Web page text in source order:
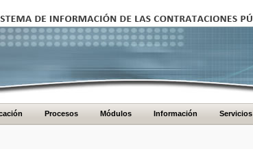
Procesos Módulos Información Servicios